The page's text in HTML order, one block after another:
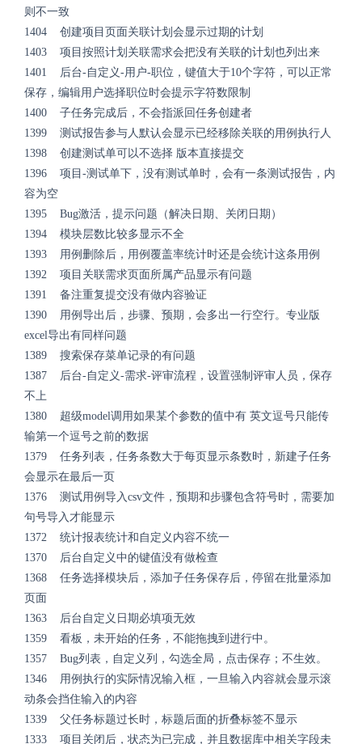
则不一致
1404 创建项目页面关联计划会显示过期的计划
1403 项目按照计划关联需求会把没有关联的计划也列出来
1401 后台-自定义-用户-职位，键值大于10个字符，可以正常
保存，编辑用户选择职位时会提示字符数限制
1400 子任务完成后，不会指派回任务创建者
1399 测试报告参与人默认会显示已经移除关联的用例执行人
1398 创建测试单可以不选择 版本直接提交
1396 项目-测试单下，没有测试单时，会有一条测试报告，内
容为空
1395 Bug激活，提示问题（解决日期、关闭日期）
1394 模块层数比较多显示不全
1393 用例删除后，用例覆盖率统计时还是会统计这条用例
1392 项目关联需求页面所属产品显示有问题
1391 备注重复提交没有做内容验证
1390 用例导出后，步骤、预期，会多出一行空行。专业版
excel导出有同样问题
1389 搜索保存菜单记录的有问题
1387 后台-自定义-需求-评审流程，设置强制评审人员，保存
不上
1380 超级model调用如果某个参数的值中有 英文逗号只能传
输第一个逗号之前的数据
1379 任务列表，任务条数大于每页显示条数时，新建子任务
会显示在最后一页
1376 测试用例导入csv文件，预期和步骤包含符号时，需要加
句号导入才能显示
1372 统计报表统计和自定义内容不统一
1370 后台自定义中的键值没有做检查
1368 任务选择模块后，添加子任务保存后，停留在批量添加
页面
1363 后台自定义日期必填项无效
1359 看板，未开始的任务，不能拖拽到进行中。
1357 Bug列表，自定义列，勾选全局，点击保存；不生效。
1346 用例执行的实际情况输入框，一旦输入内容就会显示滚
动条会挡住输入的内容
1339 父任务标题过长时，标题后面的折叠标签不显示
1333 项目关闭后，状态为已完成，并且数据库中相关字段未